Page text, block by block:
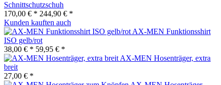
Schnittschutzschuh
170,00 € * 244,90 € *
Kunden kauften auch
AX-MEN Funktionsshirt
ISO gelb/rot
38,00 € * 59,95 € *
AX-MEN Hosenträger, extra
breit
27,00 € *